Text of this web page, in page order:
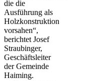
die die
Ausführung als
Holzkonstruktion
vorsahen“,
berichtet Josef
Straubinger,
Geschäftsleiter
der Gemeinde
Haiming.